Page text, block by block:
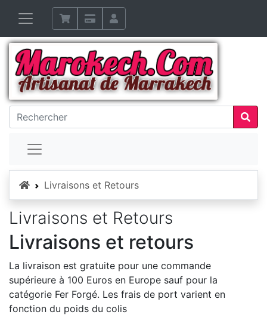
AccueilLivraisons et Retours
Livraisons et Retours
Livraisons et retours
La livraison est gratuite pour une commande
supérieure à 100 Euros en Europe sauf pour la
catégorie Fer Forgé. Les frais de port varient en
fonction du poids du colis